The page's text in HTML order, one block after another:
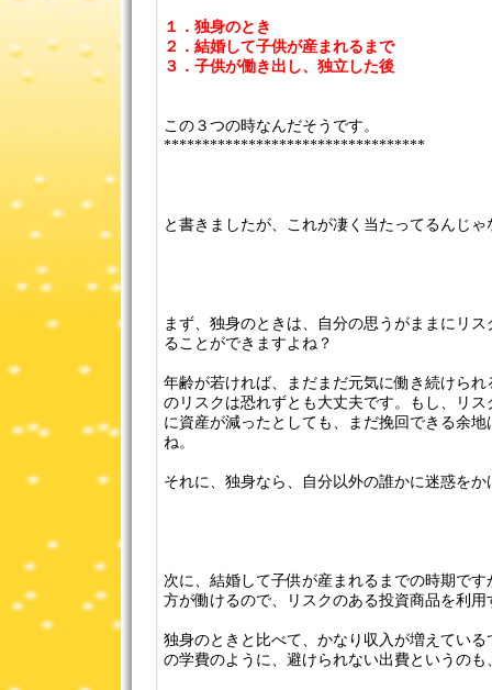
１．独身のとき
２．結婚して子供が産まれるまで
３．子供が働き出し、独立した後
この３つの時なんだそうです。
**********************************
と書きましたが、これが凄く当たってるんじ
まず、独身のときは、自分の思うがままにリ
ることができますよね？
年齢が若ければ、まだまだ元気に働き続けら
のリスクは恐れずとも大丈夫です。もし、リ
に資産が減ったとしても、まだ挽回できる余
ね。
それに、独身なら、自分以外の誰かに迷惑を
次に、結婚して子供が産まれるまでの時期で
方が働けるので、リスクのある投資商品を利
独身のときと比べて、かなり収入が増えてい
の学費のように、避けられない出費というの